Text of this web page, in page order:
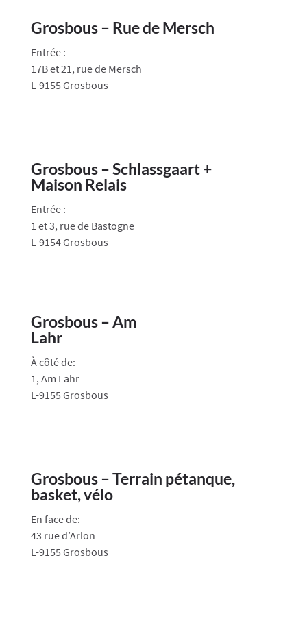
Grosbous – Rue de Mersch
Entrée :
17B et 21, rue de Mersch
L-9155 Grosbous
Grosbous – Schlassgaart +
Maison Relais
Entrée :
1 et 3, rue de Bastogne
L-9154 Grosbous
Grosbous – Am
Lahr
À côté de:
1, Am Lahr
L-9155 Grosbous
Grosbous – Terrain pétanque,
basket, vélo
En face de:
43 rue d’Arlon
L-9155 Grosbous